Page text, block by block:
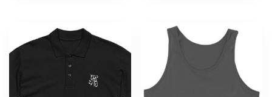
prodotto
Questo
prodotto
varianti.